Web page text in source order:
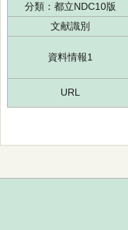
分類：都立NDC10版
文献識別
資料情報1
URL